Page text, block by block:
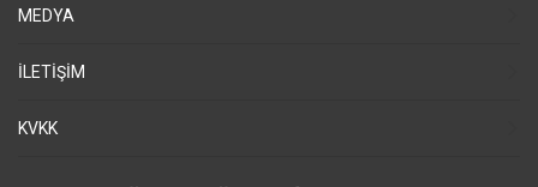
MEDYA
İLETİŞİM
KVKK